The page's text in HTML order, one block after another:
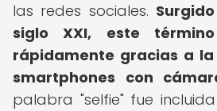
las redes sociales.
siglo XXI, este
rápidamente gracias a
smartphones con
palabra "selfie" fue